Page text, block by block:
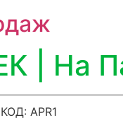
| На
APR1